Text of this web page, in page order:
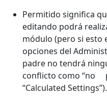
Permitido significa
editando podrá
módulo (pero si esto
opciones del
padre no tendrá
conflicto como “no
“Calculated Settings”).